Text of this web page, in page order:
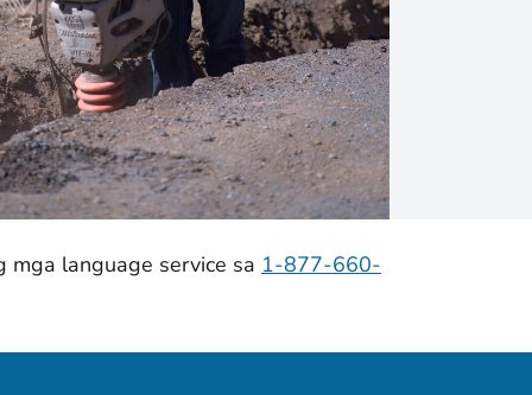
mga language service sa 1-877-660-